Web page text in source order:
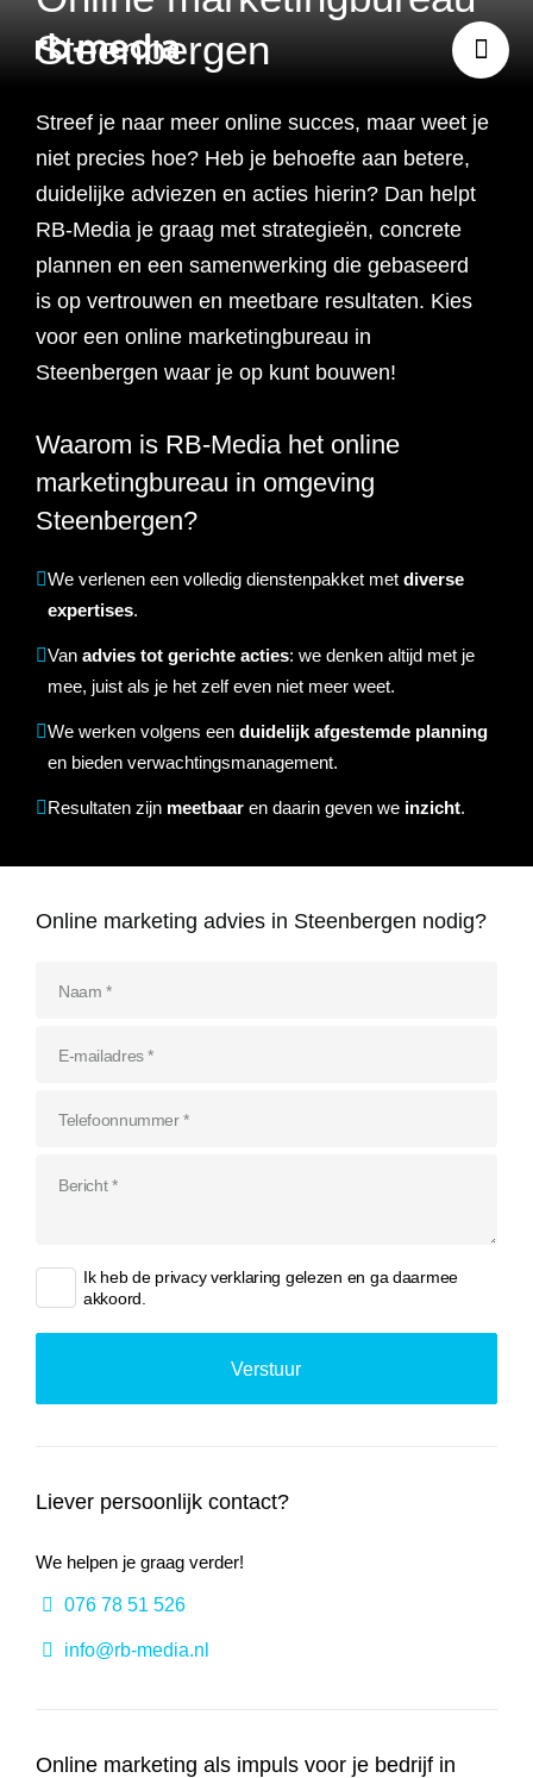
Website ontwikkeling
Website ontwikkeling
Website laten maken
Werken bij website
Webdesign bureau
Webshop ontwikkeling
Shopify webshop
ontwikkeling
Webshop laten maken
Zoho webshop
Recruitment websites
Carerix website
Bullhorn website
Vastgoed websites
Realworks website
Branding & Strategie
Branding
Merkverhaal
Doelgroep analyse
Klantreis in kaart
brengen
Strategie
Online marketing
strategie
Content strategie
Social Media strategie
Online marketing
Online marketing
Online marketing
bureau
Online marketing
uitbesteden
Online marketing advies
CRO
SEO
SEO onderzoek
SEO advies
SEO strategie
SEO teksten
SEO uitbesteden
Advertising
Google Ads uitbesteden
Google shopping
Social advertising
Linkbuilding
Linkbuilding uitbesteden
E-mail marketing
E-mail marketing
uitbesteden
Data & inzicht
Website inzicht
Nulmeting website
Website analyse
Onderzoeken
Zoekwoordenonderzoek
Concurrentieanalyse
Google Ads audit
Data & tools
SalesFeed
Marketing dashboard
Google Analytics 4
instellen
Over ons
Actueel
Werken bij
info@rb-media.nl
Steenbergen
Streef je naar meer online succes, maar weet je
niet precies hoe? Heb je behoefte aan betere,
duidelijke adviezen en acties hierin? Dan helpt
RB-Media je graag met strategieën, concrete
plannen en een samenwerking die gebaseerd
is op vertrouwen en meetbare resultaten. Kies
voor een online marketingbureau in
Steenbergen waar je op kunt bouwen!
Online marketing advies in Steenbergen nodig?
Ik heb de privacy verklaring gelezen en ga daarmee
akkoord.
Liever persoonlijk contact?
We helpen je graag verder!
076 78 51 526
info@rb-media.nl
Waarom is RB-Media het online
marketingbureau in omgeving
Steenbergen?
We verlenen een volledig dienstenpakket met diverse
expertises.
Van advies tot gerichte acties: we denken altijd met je
mee, juist als je het zelf even niet meer weet.
We werken volgens een duidelijk afgestemde planning
en bieden verwachtingsmanagement.
Resultaten zijn meetbaar en daarin geven we inzicht.
Online marketing als impuls voor je bedrijf in